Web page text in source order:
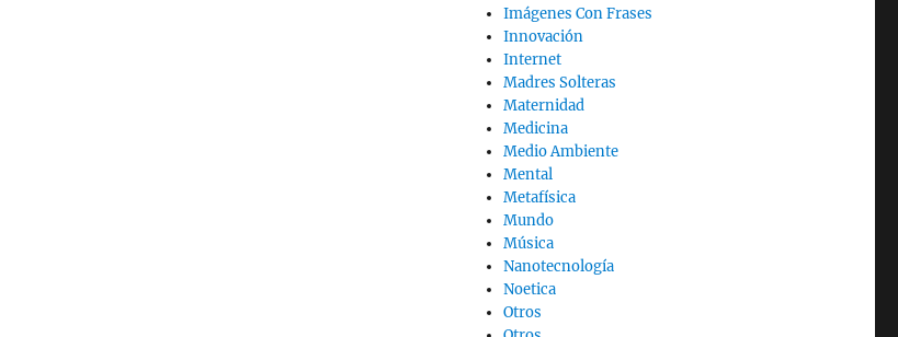
Imágenes Con Frases
Innovación
Internet
Madres Solteras
Maternidad
Medicina
Medio Ambiente
Mental
Metafísica
Mundo
Música
Nanotecnología
Noetica
Otros